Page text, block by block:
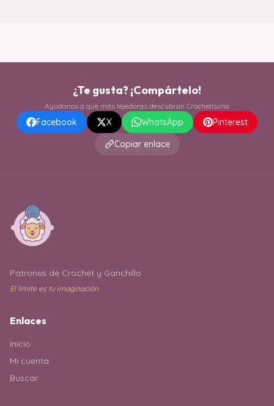
¿Te gusta? ¡Compártelo!
Ayúdanos a que más tejedoras descubran Crochetísimo
Facebook X WhatsApp
Pinterest
Copiar enlace
Patrones de Crochet y Ganchillo
El límite es tu imaginación
Enlaces
Inicio
Mi cuenta
Buscar